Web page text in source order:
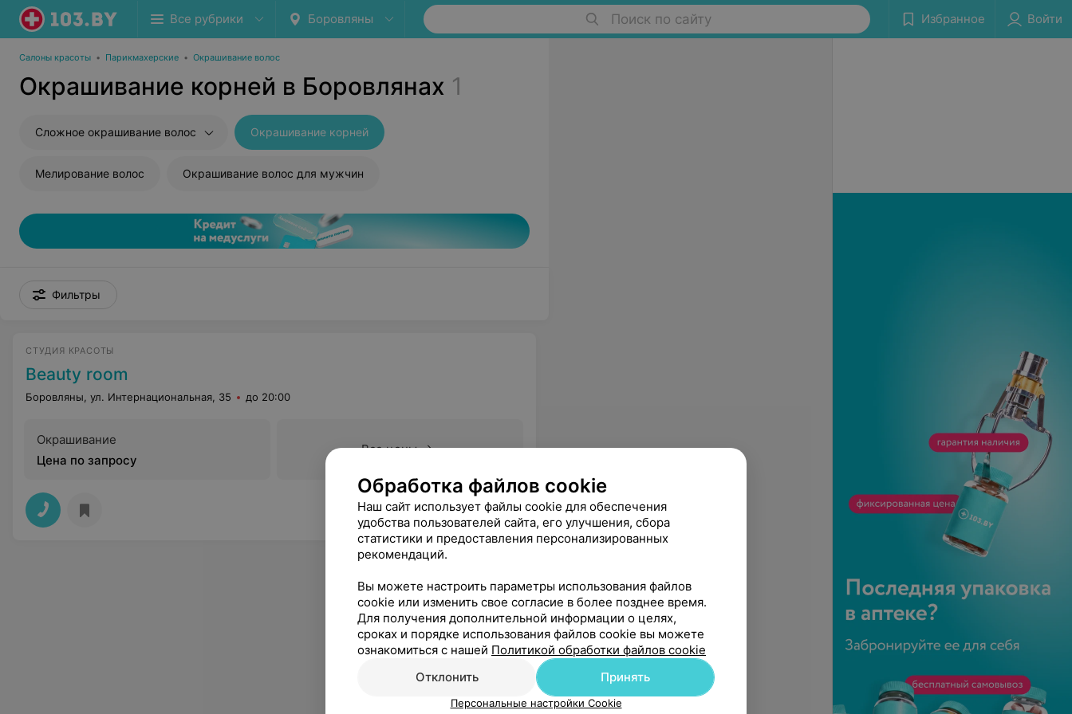
Все рубрики Боровляны Поиск по сайту Избранное Войти
Салоны красоты • Парикмахерские • Окрашивание волос
Окрашивание корней в Боровлянах 1
Сложное окрашивание волос Окрашивание корней
Мелирование волос Окрашивание волос для мужчин
Фильтры
СТУДИЯ КРАСОТЫ
Beauty room
Боровляны, ул. Интернациональная, 35 до 20:00
Окрашивание
Цена по запросу
Все цены
Обработка файлов cookie
Наш сайт использует файлы cookie для обеспечения
удобства пользователей сайта, его улучшения, сбора
статистики и предоставления персонализированных
рекомендаций.
Вы можете настроить параметры использования файлов
cookie или изменить свое согласие в более позднее время.
Для получения дополнительной информации о целях,
сроках и порядке использования файлов cookie вы можете
ознакомиться с нашей Политикой обработки файлов cookie
Отклонить
Принять
Персональные настройки Cookie